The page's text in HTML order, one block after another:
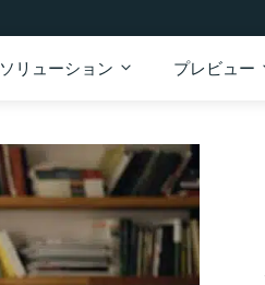
ソリューション プレビュー